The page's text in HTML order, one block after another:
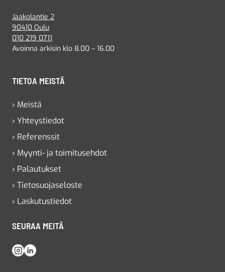
Jaakolantie 2
90410 Oulu
010 219 0711
Avoinna arkisin klo 8.00 – 16.00
TIETOA MEISTÄ
› Meistä
› Yhteystiedot
› Referenssit
› Myynti- ja toimitusehdot
› Palautukset
› Tietosuojaseloste
› Laskutustiedot
SEURAA MEITÄ
Instagram
LinkedIn